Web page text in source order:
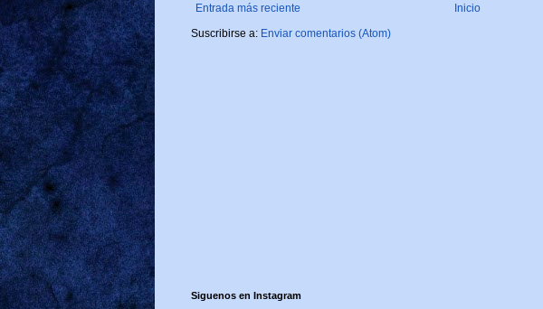
Entrada más reciente
Inicio
Suscribirse a: Enviar comentarios (Atom)
Siguenos en Instagram